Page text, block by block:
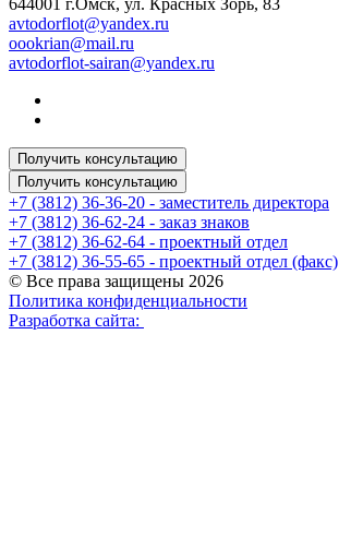
avtodorflot@yandex.ru
oookrian@mail.ru
avtodorflot-sairan@yandex.ru
Получить консультацию
Получить консультацию
+7 (3812) 36-36-20 - заместитель директора
+7 (3812) 36-62-24 - заказ знаков
+7 (3812) 36-62-64 - проектный отдел
+7 (3812) 36-55-65 - проектный отдел (факс)
© Все права защищены 2026
Политика конфиденциальности
Разработка сайта: